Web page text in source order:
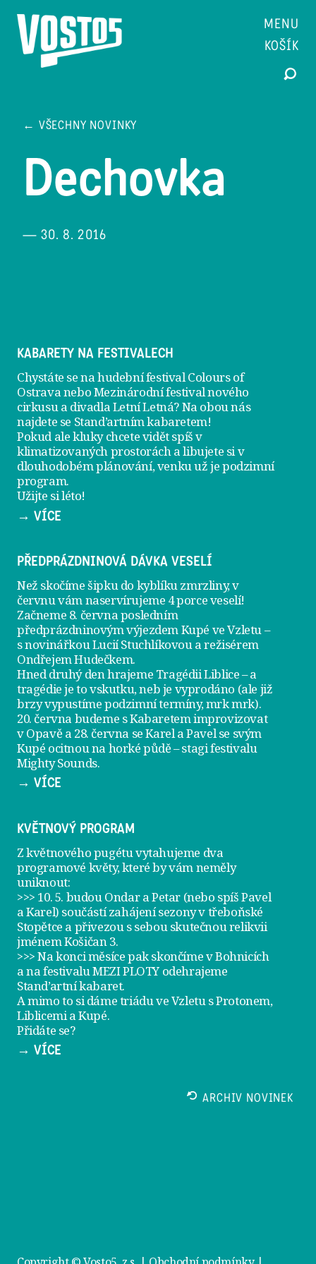
MENU
KOŠÍK
← VŠECHNY NOVINKY
Dechovka
— 30. 8. 2016
KABARETY NA FESTIVALECH
Chystáte se na hudební festival Colours of
Ostrava nebo Mezinárodní festival nového
cirkusu a divadla Letní Letná? Na obou nás
najdete se Stand’artním kabaretem!
Pokud ale kluky chcete vidět spíš v
klimatizovaných prostorách a libujete si v
dlouhodobém plánování, venku už jepodzimní
program.
Užijte si léto!
→ VÍCE
PŘEDPRÁZDNINOVÁ DÁVKA VESELÍ
Než skočíme šipku do kyblíku zmrzliny, v
červnu vám naservírujeme 4 porce veselí!
Začneme 8. června posledním
předprázdninovým výjezdemKupé ve Vzletu–
s novinářkou Lucií Stuchlíkovou a režisérem
Ondřejem Hudečkem.
Hned druhý den hrajeme Tragédii Liblice– a
tragédie je to vskutku, neb je vyprodáno (ale již
brzy vypustíme podzimní termíny, mrk mrk).
20. června budeme s Kabaretem improvizovat
v Opavě a 28. června se Karel a Pavel se svým
Kupé ocitnou na horké půdě – stagi festivalu
Mighty Sounds.
→ VÍCE
KVĚTNOVÝ PROGRAM
Z květnového pugétu vytahujeme dva
programové květy, které by vám neměly
uniknout:
>>> 10. 5. budou Ondar a Petar (nebo spíš Pavel
a Karel) součástí zahájení sezony vtřeboňské
Stopětce a přivezou s sebou skutečnou relikvii
jménemKošičan 3.
>>> Na konci měsíce pak skončíme v Bohnicích
a na festivaluMEZI PLOTY odehrajeme
Stand’artní kabaret.
A mimo to si dámetriádu ve Vzletu s Protonem,
Liblicemi a Kupé.
Přidáte se?
→ VÍCE
ARCHIV NOVINEK